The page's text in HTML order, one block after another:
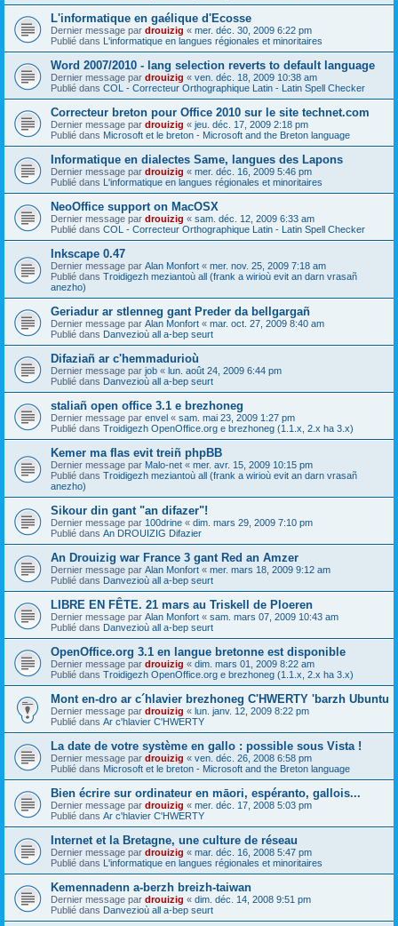
L'informatique en gaélique d'Ecosse
Dernier message par drouizig « mer. déc. 30, 2009 6:22 pm
Publié dans L'informatique en langues régionales et minoritaires
Word 2007/2010 - lang selection reverts to default language
Dernier message par drouizig « ven. déc. 18, 2009 10:38 am
Publié dans COL - Correcteur Orthographique Latin - Latin Spell Checker
Correcteur breton pour Office 2010 sur le site technet.com
Dernier message par drouizig « jeu. déc. 17, 2009 2:18 pm
Publié dans Microsoft et le breton - Microsoft and the Breton language
Informatique en dialectes Same, langues des Lapons
Dernier message par drouizig « mer. déc. 16, 2009 5:46 pm
Publié dans L'informatique en langues régionales et minoritaires
NeoOffice support on MacOSX
Dernier message par drouizig « sam. déc. 12, 2009 6:33 am
Publié dans COL - Correcteur Orthographique Latin - Latin Spell Checker
Inkscape 0.47
Dernier message par Alan Monfort « mer. nov. 25, 2009 7:18 am
Publié dans Troidigezh meziantoù all (frank a wirioù evit an darn vrasañ
anezho)
Geriadur ar stlenneg gant Preder da bellgargañ
Dernier message par Alan Monfort « mar. oct. 27, 2009 8:40 am
Publié dans Danvezioù all a-bep seurt
Difaziañ ar c'hemmadurioù
Dernier message par job « lun. août 24, 2009 6:44 pm
Publié dans Danvezioù all a-bep seurt
staliañ open office 3.1 e brezhoneg
Dernier message par envel « sam. mai 23, 2009 1:27 pm
Publié dans Troidigezh OpenOffice.org e brezhoneg (1.1.x, 2.x ha 3.x)
Kemer ma flas evit treiñ phpBB
Dernier message par Malo-net « mer. avr. 15, 2009 10:15 pm
Publié dans Troidigezh meziantoù all (frank a wirioù evit an darn vrasañ
anezho)
Sikour din gant "an difazer"!
Dernier message par 100drine « dim. mars 29, 2009 7:10 pm
Publié dans An DROUIZIG Difazier
An Drouizig war France 3 gant Red an Amzer
Dernier message par Alan Monfort « mer. mars 18, 2009 9:12 am
Publié dans Danvezioù all a-bep seurt
LIBRE EN FÊTE. 21 mars au Triskell de Ploeren
Dernier message par Alan Monfort « sam. mars 07, 2009 10:43 am
Publié dans Danvezioù all a-bep seurt
OpenOffice.org 3.1 en langue bretonne est disponible
Dernier message par drouizig « dim. mars 01, 2009 8:22 am
Publié dans Troidigezh OpenOffice.org e brezhoneg (1.1.x, 2.x ha 3.x)
Mont en-dro ar c´hlavier brezhoneg C'HWERTY 'barzh Ubuntu
Dernier message par drouizig « lun. janv. 12, 2009 8:22 pm
Publié dans Ar c'hlavier C'HWERTY
La date de votre système en gallo : possible sous Vista !
Dernier message par drouizig « ven. déc. 26, 2008 6:58 pm
Publié dans Microsoft et le breton - Microsoft and the Breton language
Bien écrire sur ordinateur en māori, espéranto, gallois...
Dernier message par drouizig « mer. déc. 17, 2008 5:03 pm
Publié dans Ar c'hlavier C'HWERTY
Internet et la Bretagne, une culture de réseau
Dernier message par drouizig « mar. déc. 16, 2008 5:47 pm
Publié dans L'informatique en langues régionales et minoritaires
Kemennadenn a-berzh breizh-taiwan
Dernier message par drouizig « dim. déc. 14, 2008 9:51 pm
Publié dans Danvezioù all a-bep seurt